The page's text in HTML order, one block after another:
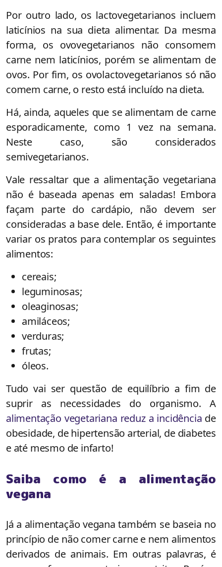
Por outro lado, os lactovegetarianos incluem
laticínios na sua dieta alimentar. Da mesma
forma, os ovovegetarianos não consomem
carne nem laticínios, porém se alimentam de
ovos. Por fim, os ovolactovegetarianos só não
comem carne, o resto está incluído na dieta.
Há, ainda, aqueles que se alimentam de carne
esporadicamente, como 1 vez na semana.
Neste caso, são considerados
semivegetarianos.
Vale ressaltar que a alimentação vegetariana
não é baseada apenas em saladas! Embora
façam parte do cardápio, não devem ser
consideradas a base dele. Então, é importante
variar os pratos para contemplar os seguintes
alimentos:
cereais;
leguminosas;
oleaginosas;
amiláceos;
verduras;
frutas;
óleos.
Tudo vai ser questão de equilíbrio a fim de
suprir as necessidades do organismo. A
alimentação vegetariana reduz a incidência de
obesidade, de hipertensão arterial, de diabetes
e até mesmo de infarto!
Saiba como é a alimentação
vegana
Já a alimentação vegana também se baseia no
princípio de não comer carne e nem alimentos
derivados de animais. Em outras palavras, é